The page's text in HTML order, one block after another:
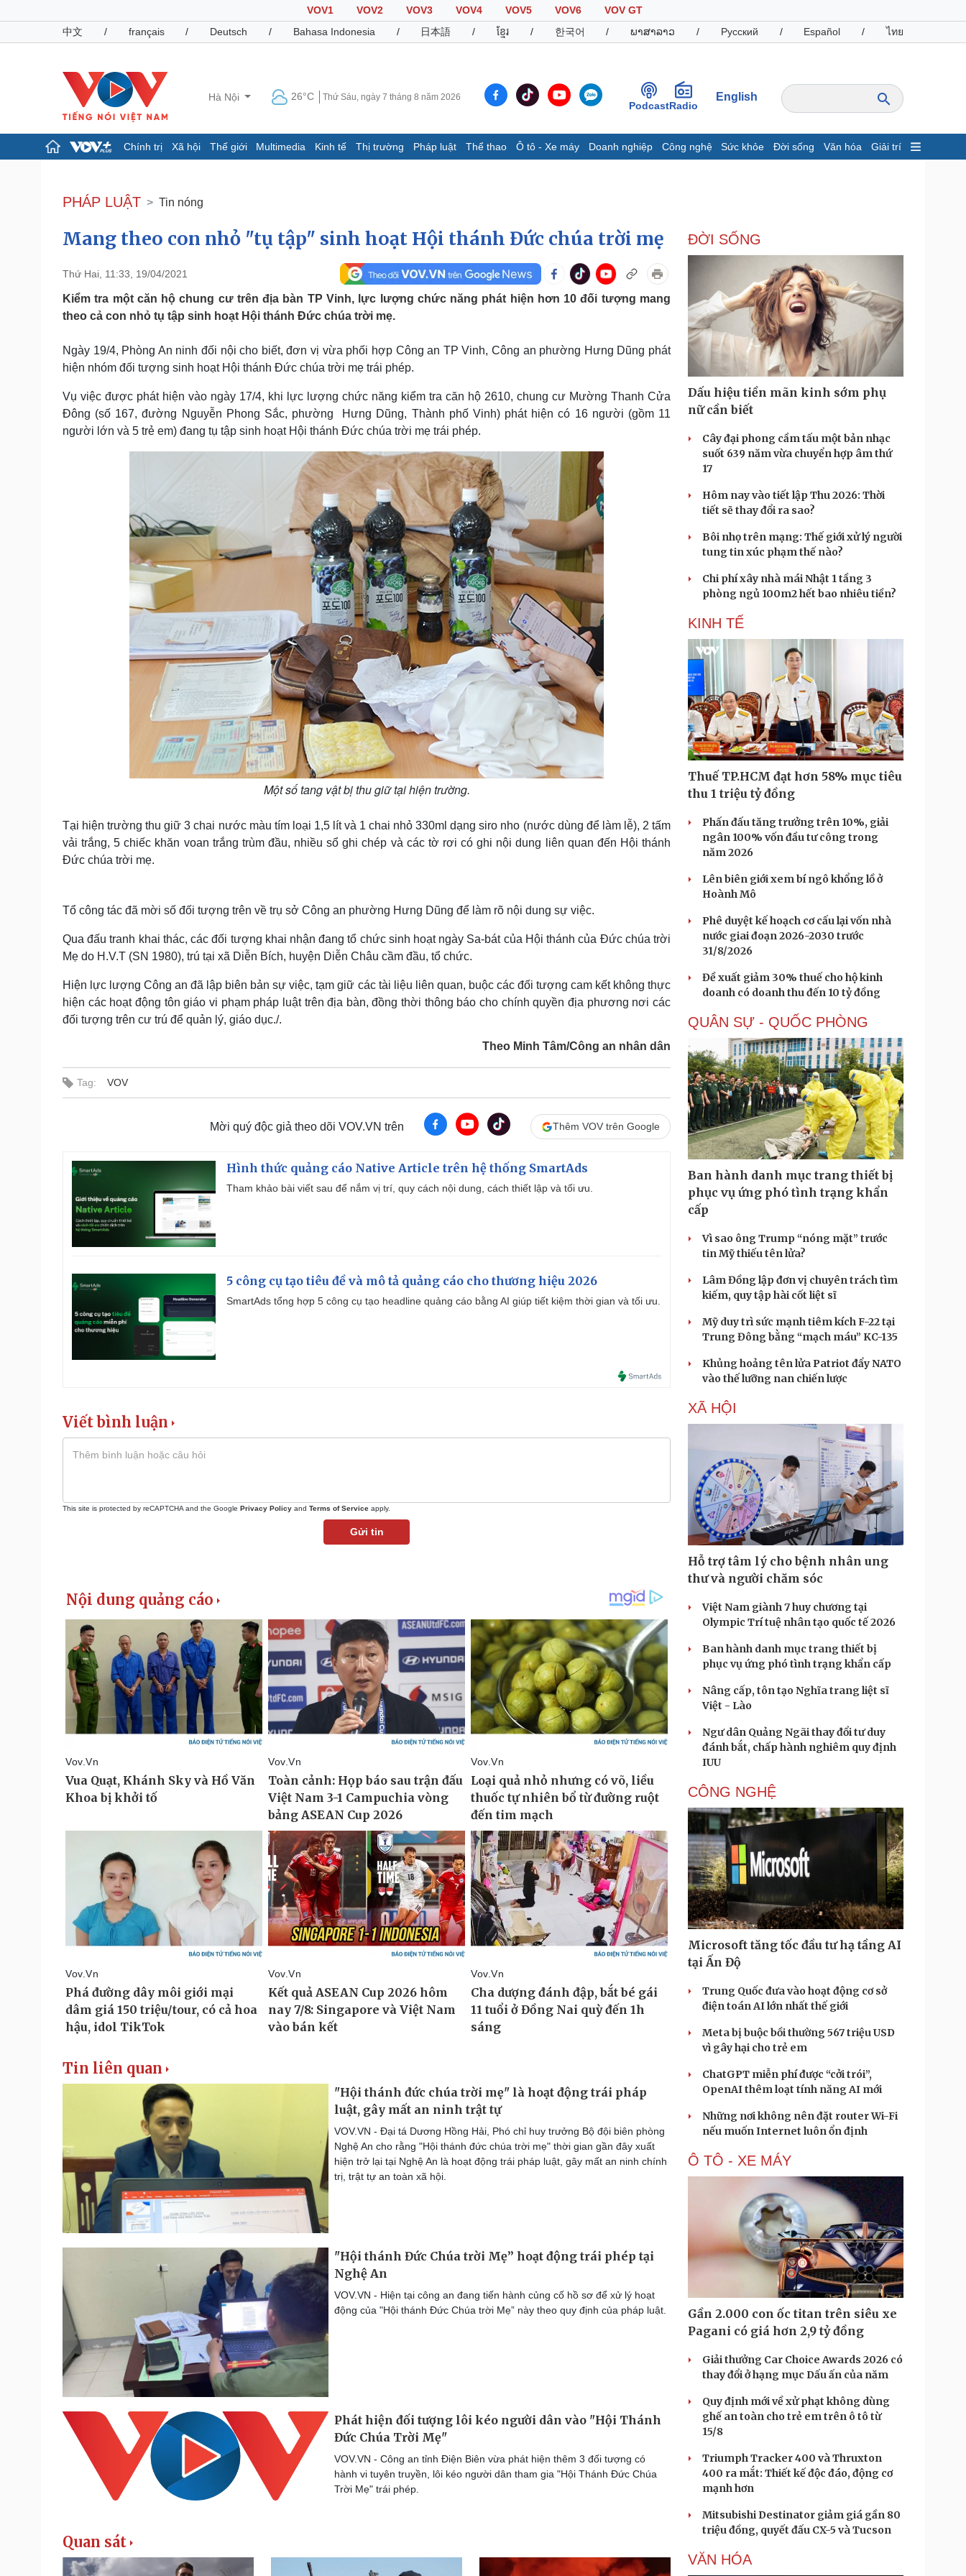
VOV1 VOV2 VOV3 VOV4 VOV5 VOV6
VOV GT
中文
/ français / Deutsch / Bahasa Indonesia / 日本語 / ខ្មែរ / 한국어 / ພາສາລາວ / Русский / Español / ไทย
Hà Nội 26°C Thứ Sáu, ngày 7 tháng 8 năm 2026
PodcastRadio
English
Chính trị Xã hội Thế giới Multimedia Kinh tế Thị trường Pháp luật Thể thao Ô tô - Xe máy Doanh nghiệp Công nghệ Sức khỏe Đời sống Văn hóa Giải trí
Đảng
Tổ chức nhân sự
Nhận diện sự thật
Dấu ấn VOV
Infographic
Giá cà phê
Pháp luật
Vụ án
Tư vấn luật
Quân sự - Quốc phòng
Vũ khí
Phân tích
Thể thao
Bóng đá
Thế giới thể thao
eSports
Hậu trường
Ô tô - Xe máy
Tư vấn
Doanh nghiệp
Thông tin doanh nghiệp
Doanh nghiệp 24h
Doanh nhân
Vì cộng đồng
Công nghệ
Sành điệu
Tin Công nghệ
Trải nghiệm
Chuyển đổi số
Sức khỏe
Dinh dưỡng - món ngon
Cây thuốc
Sản phụ khoa
Ăn sạch sống khỏe
Đời sống
Nhà đẹp
Blog
Tình yêu - Gia đình
Văn hóa
Sân khấu - Điện ảnh
Văn học
Âm nhạc
Di sản
Giải trí
Nghệ sĩ
Sao Việt
Du lịch
Tư vấn
Podcast
Đọc truyện đêm khuya
Cửa sổ tình yêu
PHÁP LUẬT Tin nóng
Mang theo con nhỏ "tụ tập" sinh hoạt Hội thánh Đức chúa trời mẹ
Thứ Hai, 11:33, 19/04/2021
Kiểm tra một căn hộ chung cư trên địa bàn TP Vinh, lực lượng chức năng phát hiện hơn 10 đối tượng mang
theo cả con nhỏ tụ tập sinh hoạt Hội thánh Đức chúa trời mẹ.
Ngày 19/4, Phòng An ninh đối nội cho biết, đơn vị vừa phối hợp Công an TP Vinh, Công an phường Hưng Dũng phát
hiện nhóm đối tượng sinh hoạt Hội thánh Đức chúa trời mẹ trái phép.
Vụ việc được phát hiện vào ngày 17/4, khi lực lượng chức năng kiểm tra căn hộ 2610, chung cư Mường Thanh Cửa
Đông (số 167, đường Nguyễn Phong Sắc, phường Hưng Dũng, Thành phố Vinh) phát hiện có 16 người (gồm 11
người lớn và 5 trẻ em) đang tụ tập sinh hoạt Hội thánh Đức chúa trời mẹ trái phép.
Một số tang vật bị thu giữ tại hiện trường.
Tại hiện trường thu giữ 3 chai nước màu tím loại 1,5 lít và 1 chai nhỏ 330ml dạng siro nho (nước dùng để làm lễ), 2 tấm
vải trắng, 5 chiếc khăn voan trắng trùm đầu, nhiều sổ ghi chép và các tờ rơi có ghi nội dung liên quan đến Hội thánh
Đức chúa trời mẹ.
Tổ công tác đã mời số đối tượng trên về trụ sở Công an phường Hưng Dũng để làm rõ nội dung sự việc.
Qua đấu tranh khai thác, các đối tượng khai nhận đang tổ chức sinh hoạt ngày Sa-bát của Hội thánh của Đức chúa trời
Mẹ do H.V.T (SN 1980), trú tại xã Diễn Bích, huyện Diễn Châu cầm đầu, tổ chức.
Hiện lực lượng Công an đã lập biên bản sự việc, tạm giữ các tài liệu liên quan, buộc các đối tượng cam kết không thực
hiện các hoạt động tôn giáo vi phạm pháp luật trên địa bàn, đồng thời thông báo cho chính quyền địa phương nơi các
đối tượng trên cư trú để quản lý, giáo dục./.
Theo Minh Tâm/Công an nhân dân
Tag: VOV
Mời quý độc giả theo dõi VOV.VN trên Thêm VOV trên Google
Hình thức quảng cáo Native Article trên hệ thống SmartAds
Tham khảo bài viết sau để nắm vị trí, quy cách nội dung, cách thiết lập và tối ưu.
5 công cụ tạo tiêu đề và mô tả quảng cáo cho thương hiệu 2026
SmartAds tổng hợp 5 công cụ tạo headline quảng cáo bằng AI giúp tiết kiệm thời gian và tối ưu.
Viết bình luận
This site is protected by reCAPTCHA and the Google Privacy Policy and Terms of Service apply.
Gửi tin
Tin liên quan
"Hội thánh đức chúa trời mẹ" là hoạt động trái pháp
luật, gây mất an ninh trật tự
VOV.VN - Đại tá Dương Hồng Hải, Phó chỉ huy trưởng Bộ đội biên phòng
Nghệ An cho rằng "Hội thánh đức chúa trời mẹ" thời gian gần đây xuất
hiện trở lại tại Nghệ An là hoạt động trái pháp luật, gây mất an ninh chính
trị, trật tự an toàn xã hội.
"Hội thánh Đức Chúa trời Mẹ” hoạt động trái phép tại
Nghệ An
VOV.VN - Hiện tại công an đang tiến hành củng cố hồ sơ để xử lý hoạt
động của "Hội thánh Đức Chúa trời Mẹ” này theo quy định của pháp luật.
Phát hiện đối tượng lôi kéo người dân vào "Hội Thánh
Đức Chúa Trời Mẹ"
VOV.VN - Công an tỉnh Điện Biên vừa phát hiện thêm 3 đối tượng có
hành vi tuyên truyền, lôi kéo người dân tham gia "Hội Thánh Đức Chúa
Trời Mẹ" trái phép.
Quan sát
ĐỜI SỐNG
Dấu hiệu tiền mãn kinh sớm phụ
nữ cần biết
Cây đại phong cầm tấu một bản nhạc
suốt 639 năm vừa chuyển hợp âm thứ
17
Hôm nay vào tiết lập Thu 2026: Thời
tiết sẽ thay đổi ra sao?
Bôi nhọ trên mạng: Thế giới xử lý người
tung tin xúc phạm thế nào?
Chi phí xây nhà mái Nhật 1 tầng 3
phòng ngủ 100m2 hết bao nhiêu tiền?
KINH TẾ
Thuế TP.HCM đạt hơn 58% mục tiêu
thu 1 triệu tỷ đồng
Phấn đấu tăng trưởng trên 10%, giải
ngân 100% vốn đầu tư công trong
năm 2026
Lên biên giới xem bí ngô khổng lồ ở
Hoành Mô
Phê duyệt kế hoạch cơ cấu lại vốn nhà
nước giai đoạn 2026-2030 trước
31/8/2026
Đề xuất giảm 30% thuế cho hộ kinh
doanh có doanh thu đến 10 tỷ đồng
QUÂN SỰ - QUỐC PHÒNG
Ban hành danh mục trang thiết bị
phục vụ ứng phó tình trạng khẩn
cấp
Vì sao ông Trump “nóng mặt” trước
tin Mỹ thiếu tên lửa?
Lâm Đồng lập đơn vị chuyên trách tìm
kiếm, quy tập hài cốt liệt sĩ
Mỹ duy trì sức mạnh tiêm kích F-22 tại
Trung Đông bằng “mạch máu” KC-135
Khủng hoảng tên lửa Patriot đẩy NATO
vào thế lưỡng nan chiến lược
XÃ HỘI
Hỗ trợ tâm lý cho bệnh nhân ung
thư và người chăm sóc
Việt Nam giành 7 huy chương tại
Olympic Trí tuệ nhân tạo quốc tế 2026
Ban hành danh mục trang thiết bị
phục vụ ứng phó tình trạng khẩn cấp
Nâng cấp, tôn tạo Nghĩa trang liệt sĩ
Việt - Lào
Ngư dân Quảng Ngãi thay đổi tư duy
đánh bắt, chấp hành nghiêm quy định
IUU
CÔNG NGHỆ
Microsoft tăng tốc đầu tư hạ tầng AI
tại Ấn Độ
Trung Quốc đưa vào hoạt động cơ sở
điện toán AI lớn nhất thế giới
Meta bị buộc bồi thường 567 triệu USD
vì gây hại cho trẻ em
ChatGPT miễn phí được “cởi trói”,
OpenAI thêm loạt tính năng AI mới
Những nơi không nên đặt router Wi-Fi
nếu muốn Internet luôn ổn định
Ô TÔ - XE MÁY
Gần 2.000 con ốc titan trên siêu xe
Pagani có giá hơn 2,9 tỷ đồng
Giải thưởng Car Choice Awards 2026 có
thay đổi ở hạng mục Dấu ấn của năm
Quy định mới về xử phạt không dùng
ghế an toàn cho trẻ em trên ô tô từ
15/8
Triumph Tracker 400 và Thruxton
400 ra mắt: Thiết kế độc đáo, động cơ
mạnh hơn
Mitsubishi Destinator giảm giá gần 80
triệu đồng, quyết đấu CX-5 và Tucson
VĂN HÓA